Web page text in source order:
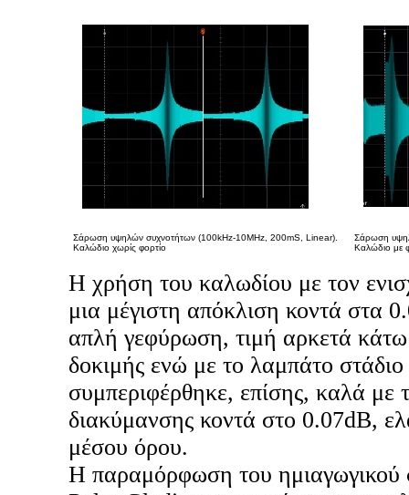
Σάρωση υψηλών συχνοτήτων (100kHz-10MHz, 200mS, Linear).
Καλώδιο χωρίς φορτίο
Σάρωση
Καλώδιο με
Η χρήση του καλωδίου με τον
μια μέγιστη απόκλιση κοντά στα
απλή γεφύρωση, τιμή αρκετά
δοκιμής ενώ με το λαμπάτο
συμπεριφέρθηκε, επίσης, καλά με
διακύμανσης κοντά στο 0.07dB,
μέσου όρου.
Η παραμόρφωση του ημιαγωγικού